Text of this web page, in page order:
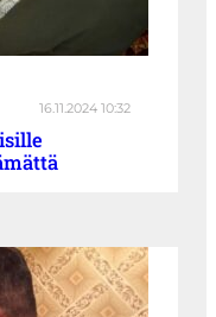
16.11.2024 10:32